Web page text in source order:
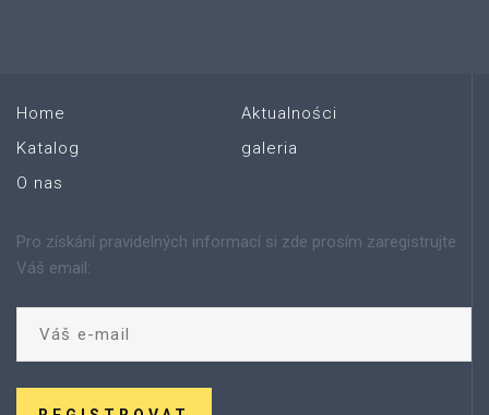
Home
Katalog
O nas
Aktualności
galeria
Pro získání pravidelných informací si zde prosím zaregistrujte
Váš email: